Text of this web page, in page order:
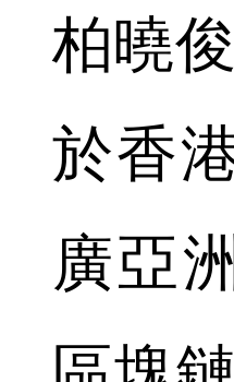
柏曉
於香
廣亞